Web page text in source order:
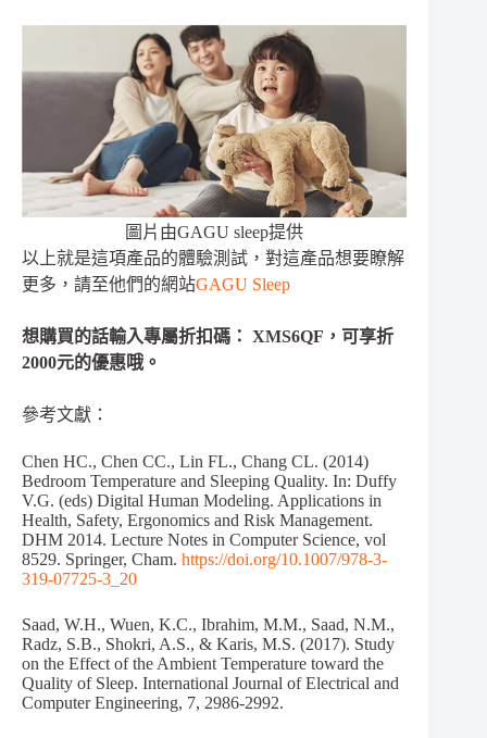
圖片由GAGU sleep提供
以上就是這項產品的體驗測試，對這產品想要瞭解
更多，請至他們的網站GAGU Sleep
想購買的話輸入專屬折扣碼： XMS6QF，可享折
2000元的優惠哦。
參考文獻：
Chen HC., Chen CC., Lin FL., Chang CL. (2014)
Bedroom Temperature and Sleeping Quality. In: Duffy
V.G. (eds) Digital Human Modeling. Applications in
Health, Safety, Ergonomics and Risk Management.
DHM 2014. Lecture Notes in Computer Science, vol
8529. Springer, Cham. https://doi.org/10.1007/978-3-
319-07725-3_20
Saad, W.H., Wuen, K.C., Ibrahim, M.M., Saad, N.M.,
Radz, S.B., Shokri, A.S., & Karis, M.S. (2017). Study
on the Effect of the Ambient Temperature toward the
Quality of Sleep. International Journal of Electrical and
Computer Engineering, 7, 2986-2992.